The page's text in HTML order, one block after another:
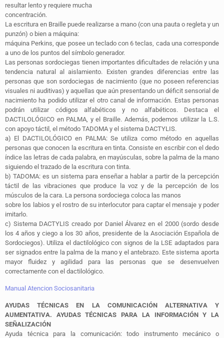
resultar lento y requiere mucha
concentración.
La escritura en Braille puede realizarse a mano (con una pauta o regleta y un
punzón) o bien a máquina:
máquina Perkins, que posee un teclado con 6 teclas, cada una corresponde
a uno de los puntos del símbolo generador.
Las personas sordociegas tienen importantes dificultades de relación y una
tendencia natural al aislamiento. Existen grandes diferencias entre las
personas que son sordociegas de nacimiento (que no poseen referencias
visuales ni auditivas) y aquellas que aún presentando un déficit sensorial de
nacimiento ha podido utilizar el otro canal de información. Estas personas
podrán utilizar códigos alfabéticos y no alfabéticos. Destaca el
DACTILOLÓGICO en PALMA, y el Braille. Además, podemos utilizar la L.S.
con apoyo táctil, el método TADOMA y el sistema DACTYLIS.
a) El DACTILOLÓGICO en PALMA: Se utiliza como método en aquellas
personas que conocen la escritura en tinta. Consiste en escribir con el dedo
índice las letras de cada palabra, en mayúsculas, sobre la palma de la mano
siguiendo el trazado de la escritura con tinta.
b) TADOMA: es un sistema para enseñar a hablar a partir de la percepción
táctil de las vibraciones que produce la voz y de la percepción de los
músculos de la cara. La persona sordociega coloca las manos
sobre los labios y el rostro de su interlocutor para captar el mensaje y poder
imitarlo.
c) Sistema DACTYLIScreado por Daniel Álvarez en el 2000 (sordo desde
los 4 años y ciego a los 30 años, presidente de la Asociación Española de
Sordociegos). Utiliza el dactilológico con signos de la LSE adaptados para
ser signados entre la palma de la mano y el antebrazo. Este sistema aporta
mayor fluidez y agilidad para las personas que se desenvuelven
correctamente con el dactilológico.
Manual Atencion Sociosanitaria
AYUDAS TÉCNICAS EN LA COMUNICACIÓN ALTERNATIVA Y
AUMENTATIVA. AYUDAS TÉCNICAS PARA LA INFORMACIÓN Y LA
SEÑALIZACIÓN
Ayuda técnica para la comunicación: todo instrumento mecánico o